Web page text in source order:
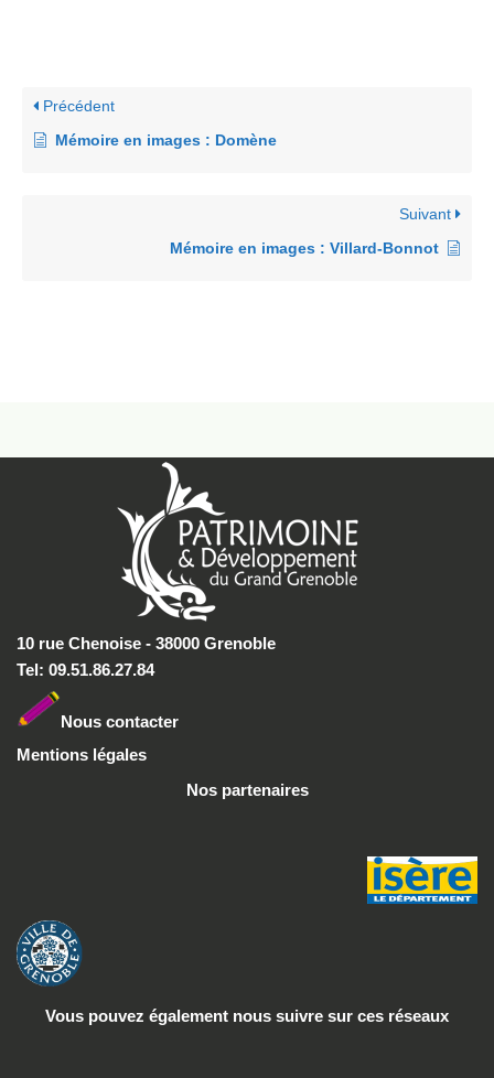
Précédent
Mémoire en images : Domène
Suivant
Mémoire en images : Villard-Bonnot
10 rue Chenoise - 38000 Grenoble
Tel: 09.51.86.27.84
Nous contacter
Mentions légales
Nos partenaires
Vous pouvez également nous suivre sur ces réseaux